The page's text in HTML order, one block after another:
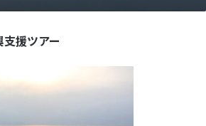
支援ツアー